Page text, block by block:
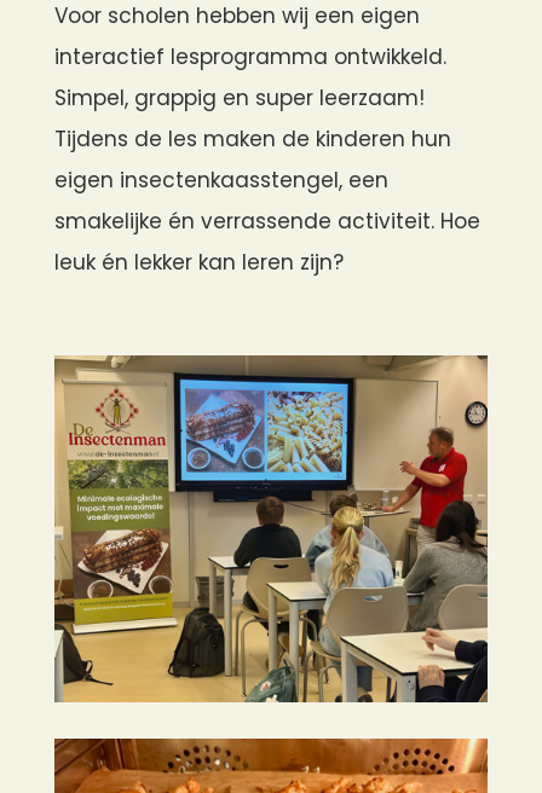
Voor scholen hebben wij een eigen
interactief lesprogramma ontwikkeld.
Simpel, grappig en super leerzaam!
Tijdens de les maken de kinderen hun
eigen insectenkaasstengel, een
smakelijke én verrassende activiteit. Hoe
leuk én lekker kan leren zijn?